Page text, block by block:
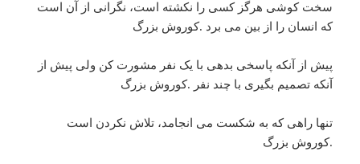
سخت کوشی هرگز کسی را نکشته است، نگرانی از آن است
که انسان را از بین می برد .کوروش بزرگ
پیش از آنکه پاسخی بدهی با یک نفر مشورت کن ولی پیش از
آنکه تصمیم بگیری با چند نفر .کوروش بزرگ
تنها راهی که به شکست می انجامد، تلاش نکردن است
.کوروش بزرگ